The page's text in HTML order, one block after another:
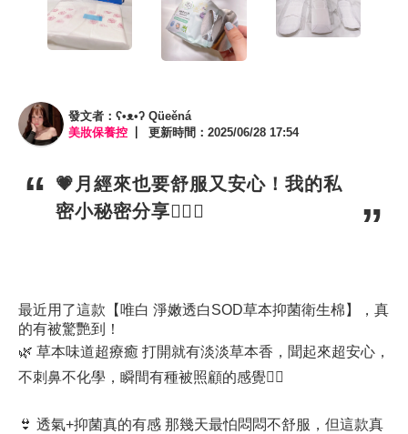
發文者：ʕ•ᴥ•ʔ Qüeěná
美妝保養控
更新時間：2025/06/28 17:54
💗月經來也要舒服又安心！我的私
密小秘密分享🧚‍♀️✨
最近用了這款【唯白 淨嫩透白SOD草本抑菌衛生棉】，真
的有被驚艷到！
🌿 草本味道超療癒 打開就有淡淡草本香，聞起來超安心，
不刺鼻不化學，瞬間有種被照顧的感覺💆‍♀️
👙 透氣+抑菌真的有感 那幾天最怕悶悶不舒服，但這款真